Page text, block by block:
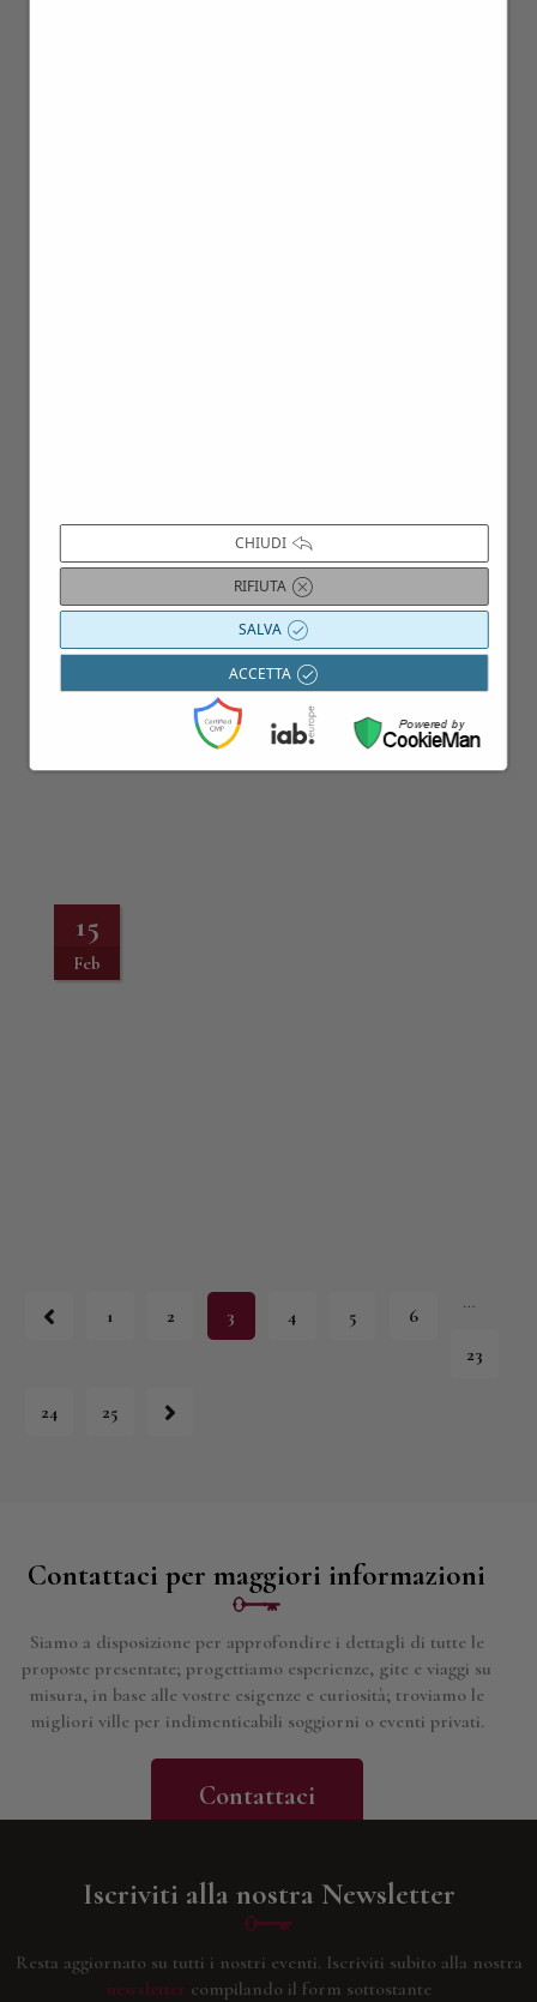
15
Feb
1 2 3 4 5 6
…
23
24 25
→
Contattaci per maggiori informazioni
Siamo a disposizione per approfondire i dettagli di tutte le
proposte presentate; progettiamo esperienze, gite e viaggi su
misura, in base alle vostre esigenze e curiosità; troviamo le
migliori ville per indimenticabili soggiorni o eventi privati.
Contattaci
Iscriviti alla nostra Newsletter
Resta aggiornato su tutti i nostri eventi. Iscriviti subito alla nostra
newsletter compilando il form sottostante
CHIUDI
RIFIUTA
SALVA
ACCETTA